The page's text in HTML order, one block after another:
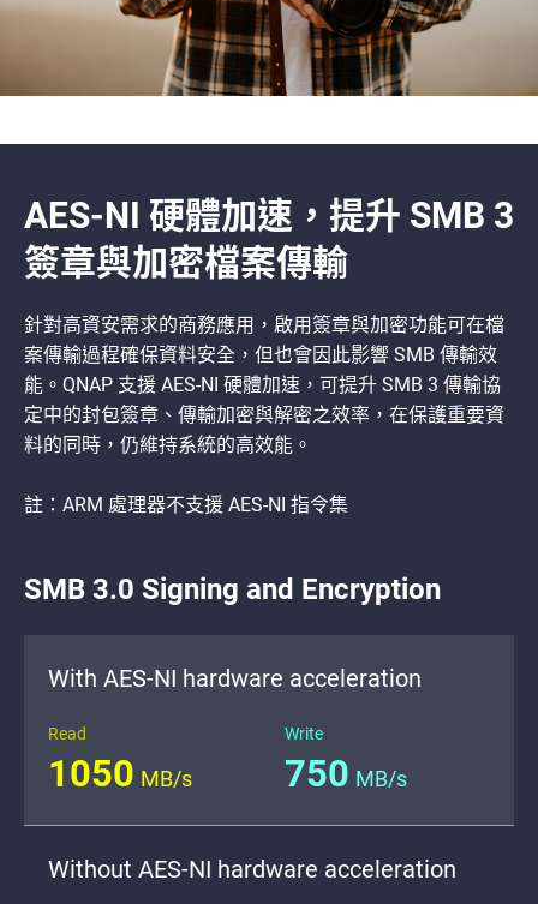
AES-NI 硬體加速，提升 SMB 3
簽章與加密檔案傳輸
針對高資安需求的商務應用，啟用簽章與加密功能可在檔
案傳輸過程確保資料安全，但也會因此影響 SMB 傳輸效
能。QNAP 支援 AES-NI 硬體加速，可提升 SMB 3 傳輸協
定中的封包簽章、傳輸加密與解密之效率，在保護重要資
料的同時，仍維持系統的高效能。
註：ARM 處理器不支援 AES-NI 指令集
SMB 3.0 Signing and Encryption
With AES-NI hardware acceleration
Read
1050 MB/s
Write
750 MB/s
Without AES-NI hardware acceleration